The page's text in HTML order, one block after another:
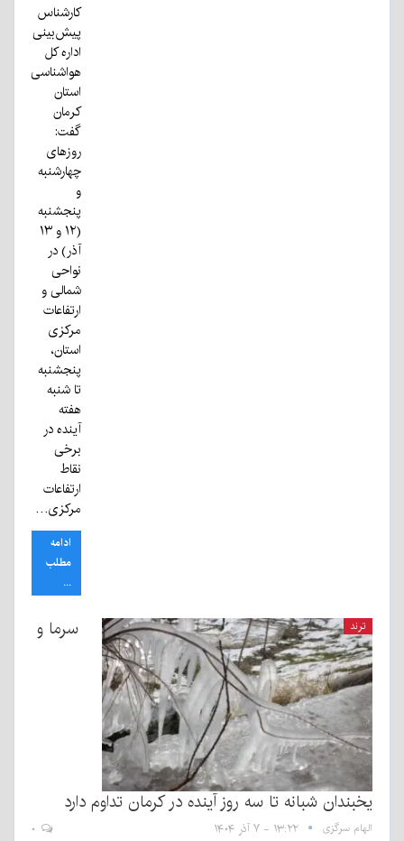
کارشناس
پیش‌بینی
اداره کل
هواشناسی
استان
کرمان
گفت:
روزهای
چهارشنبه
و
پنجشنبه
(۱۲ و ۱۳
آذر) در
نواحی
شمالی و
ارتفاعات
مرکزی
استان،
پنجشنبه
تا شنبه
هفته
آینده در
برخی
نقاط
ارتفاعات
مرکزی…
ادامه
مطلب
...
ترند سرما و
یخبندان شبانه تا سه روز آینده در کرمان تداوم دارد
الهام سرگزی ۱۳:۲۲ - ۷ آذر ۱۴۰۴